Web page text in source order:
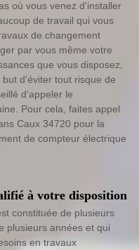
où vous venez d'installer
de travail qui vous
de changement
par vous même votre
que vous disposez,
d'éviter tout risque de
d'appeler le
Pour cela, faites appel
Caux 34720 pour la
de compteur électrique
à votre disposition
constituée de plusieurs
plusieurs années et qui
en travaux